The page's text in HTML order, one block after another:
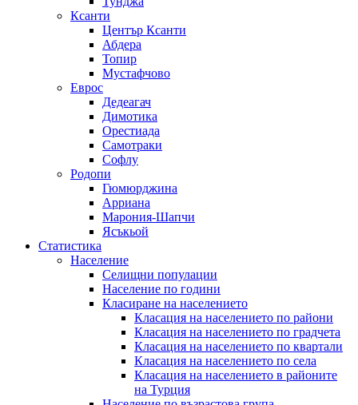
Ксанти
Център Ксанти
Абдера
Топир
Мустафчово
Еврос
Дедеагач
Димотика
Орестиада
Самотраки
Софлу
Родопи
Гюмюрджина
Арриана
Марония-Шапчи
Ясъкьой
Статистика
Население
Селищни популации
Население по години
Класиране на населението
Класация на населението по райони
Класация на населението по градчета
Класация на населението по квартали
Класация на населението по села
Класация на населението в районите
на Турция